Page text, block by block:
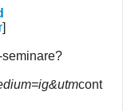
]
cont